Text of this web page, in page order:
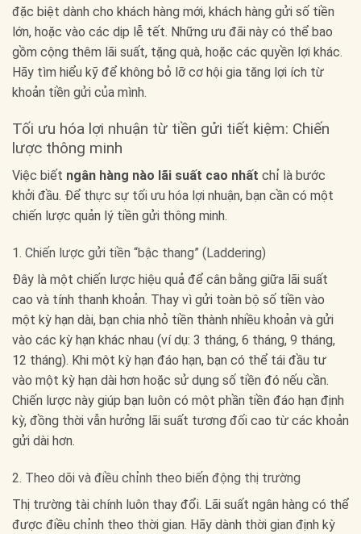
đặc biệt dành cho khách hàng mới, khách hàng gửi số tiền
lớn, hoặc vào các dịp lễ tết. Những ưu đãi này có thể bao
gồm cộng thêm lãi suất, tặng quà, hoặc các quyền lợi khác.
Hãy tìm hiểu kỹ để không bỏ lỡ cơ hội gia tăng lợi ích từ
khoản tiền gửi của mình.
Tối ưu hóa lợi nhuận từ tiền gửi tiết kiệm: Chiến
lược thông minh
Việc biết ngân hàng nào lãi suất cao nhất chỉ là bước
khởi đầu. Để thực sự tối ưu hóa lợi nhuận, bạn cần có một
chiến lược quản lý tiền gửi thông minh.
1. Chiến lược gửi tiền “bậc thang” (Laddering)
Đây là một chiến lược hiệu quả để cân bằng giữa lãi suất
cao và tính thanh khoản. Thay vì gửi toàn bộ số tiền vào
một kỳ hạn dài, bạn chia nhỏ tiền thành nhiều khoản và gửi
vào các kỳ hạn khác nhau (ví dụ: 3 tháng, 6 tháng, 9 tháng,
12 tháng). Khi một kỳ hạn đáo hạn, bạn có thể tái đầu tư
vào một kỳ hạn dài hơn hoặc sử dụng số tiền đó nếu cần.
Chiến lược này giúp bạn luôn có một phần tiền đáo hạn định
kỳ, đồng thời vẫn hưởng lãi suất tương đối cao từ các khoản
gửi dài hơn.
2. Theo dõi và điều chỉnh theo biến động thị trường
Thị trường tài chính luôn thay đổi. Lãi suất ngân hàng có thể
được điều chỉnh theo thời gian. Hãy dành thời gian định kỳ